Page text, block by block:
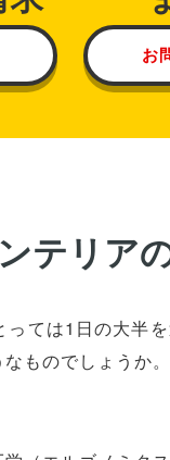
お
テリア
ては1日の大半
ものでしょうか